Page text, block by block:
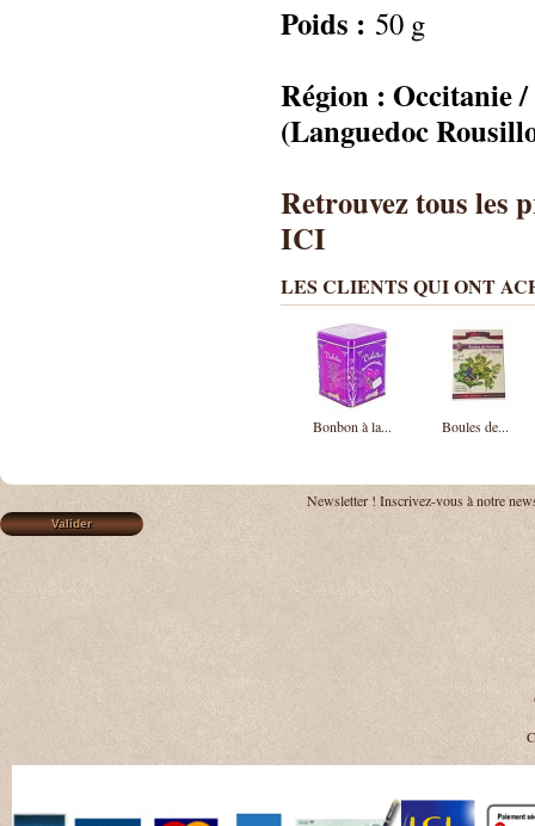
Poids : 50 g
Région : Occitanie
(Languedoc
Retrouvez tous les
ICI
LES CLIENTS QUI ONT
Bonbon à la... Boules de...
Newsletter ! Inscrivez-vous à notre